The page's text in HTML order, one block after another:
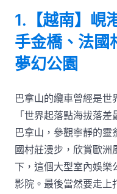
1.【越南】峴
手金橋、法國
夢幻公園
巴拿山的纜車曾經是世
「世界起落點海拔落
巴拿山，參觀寧靜的靈
國村莊漫步，欣賞歐洲
下，這個大型室內娛
影院。最後當然要走上